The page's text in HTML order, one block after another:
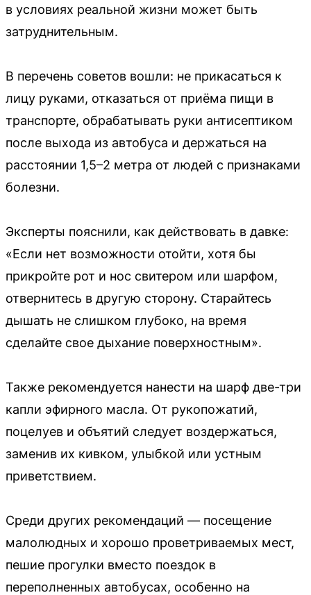
в условиях реальной жизни может быть
затруднительным.
В перечень советов вошли: не прикасаться к
лицу руками, отказаться от приёма пищи в
транспорте, обрабатывать руки антисептиком
после выхода из автобуса и держаться на
расстоянии 1,5–2 метра от людей с признаками
болезни.
Эксперты пояснили, как действовать в давке:
«Если нет возможности отойти, хотя бы
прикройте рот и нос свитером или шарфом,
отвернитесь в другую сторону. Старайтесь
дышать не слишком глубоко, на время
сделайте свое дыхание поверхностным».
Также рекомендуется нанести на шарф две-три
капли эфирного масла. От рукопожатий,
поцелуев и объятий следует воздержаться,
заменив их кивком, улыбкой или устным
приветствием.
Среди других рекомендаций — посещение
малолюдных и хорошо проветриваемых мест,
пешие прогулки вместо поездок в
переполненных автобусах, особенно на